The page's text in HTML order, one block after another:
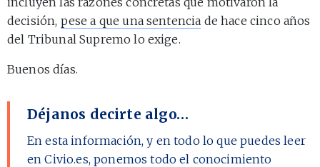
decisión, pese a que una sentencia de hace cinco años
del Tribunal Supremo lo exige.
Buenos días.
Déjanos decirte algo…
En esta información, y en todo lo que puedes leer
en Civio.es, ponemos todo el conocimiento